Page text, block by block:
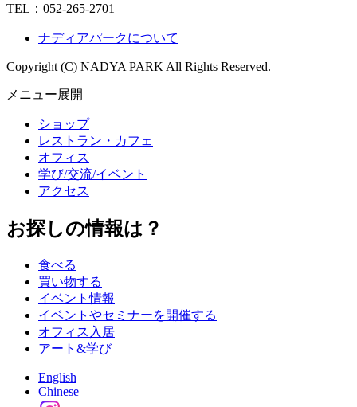
TEL： 052-265-2701
ナディアパークについて
Copyright (C) NADYA PARK All Rights Reserved.
メニュー展開
ショップ
レストラン・カフェ
オフィス
学び/交流/イベント
アクセス
お探しの情報は？
食べる
買い物する
イベント情報
イベントやセミナーを開催する
オフィス入居
アート&学び
English
Chinese